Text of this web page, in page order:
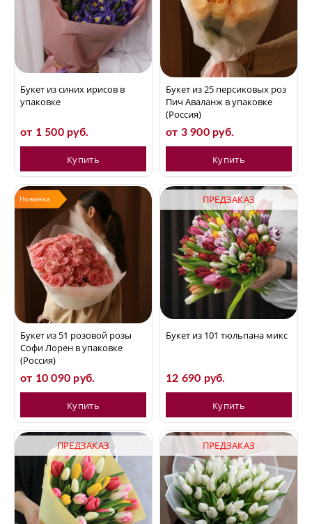
Букет из синих ирисов в
упаковке
от 1 500 руб.
Купить
Букет из 25 персиковых роз
Пич Аваланж в упаковке
(Россия)
от 3 900 руб.
Купить
Новинка
Букет из 51 розовой розы
Софи Лорен в упаковке
(Россия)
от 10 090 руб.
Купить
ПРЕДЗАКАЗ
Букет из 101 тюльпана микс
12 690 руб.
Купить
ПРЕДЗАКАЗ ПРЕДЗАКАЗ